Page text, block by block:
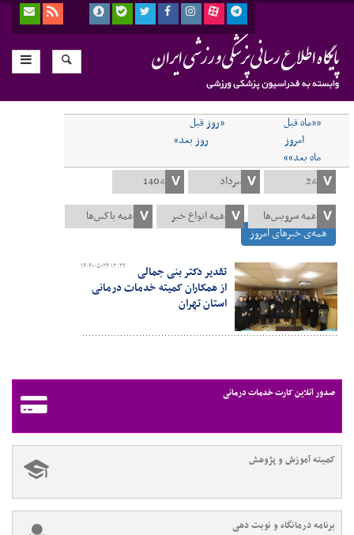
««ماه قبل
«روز قبل
امروز
روز بعد»
ماه بعد»»
همه‌ی خبرهای امروز
۱۴۰۴-۰۵-۲۴ ۱۳:۲۲
تقدیر دکتر بنی جمالی
از همکاران کمیته خدمات درمانی
استان تهران
صدور آنلاین کارت خدمات درمانی
کمیته آموزش و پژوهش
برنامه درمانگاه و نوبت دهی